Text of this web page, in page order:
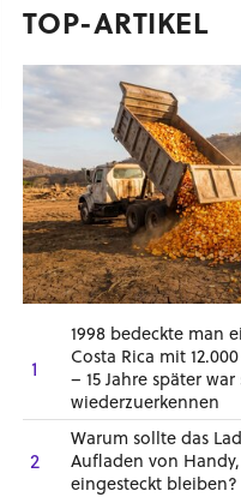
TOP-ARTIKEL
1
1998 bedeckte man
Costa Rica mit
– 15 Jahre später
wiederzuerkennen
2
Warum sollte das
Aufladen von
eingesteckt bleiben?